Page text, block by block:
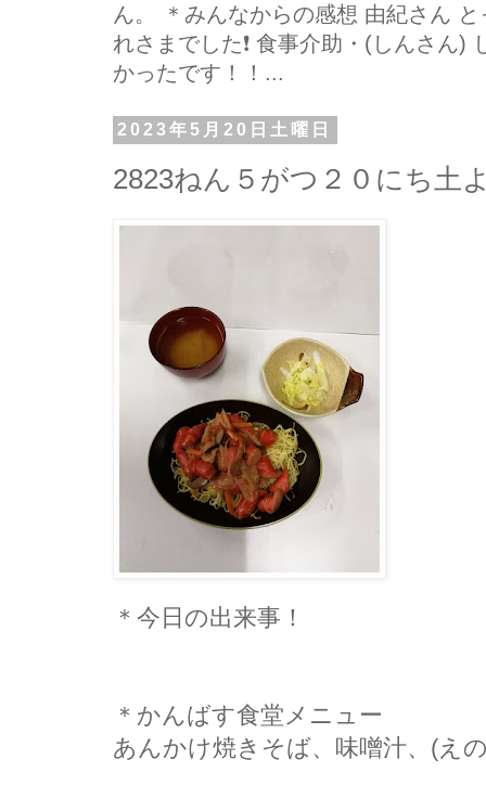
ん。 ＊みんなからの感想 由紀さん
れさまでした❗ 食事介助・(しんさん)
かったです！！...
2023年5月20日土曜日
2823ねん５がつ２０にち土
＊今日の出来事！
＊かんばす食堂メニュー
あんかけ焼きそば、味噌汁、(え